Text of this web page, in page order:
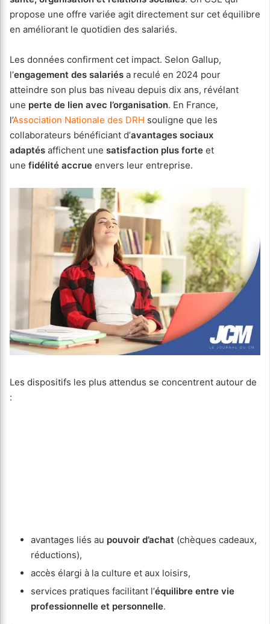
propose une offre variée agit directement sur cet équilibre
en améliorant le quotidien des salariés.
Les données confirment cet impact. Selon Gallup,
l’engagement des salariés a reculé en 2024 pour
atteindre son plus bas niveau depuis dix ans, révélant
une perte de lien avec l’organisation. En France,
l’Association Nationale des DRH souligne que les
collaborateurs bénéficiant d’avantages sociaux
adaptés affichent une satisfaction plus forte et
une fidélité accrue envers leur entreprise.
Les dispositifs les plus attendus se concentrent autour de
:
avantages liés au pouvoir d’achat (chèques cadeaux,
réductions),
accès élargi à la culture et aux loisirs,
services pratiques facilitant l’équilibre entre vie
professionnelle et personnelle.